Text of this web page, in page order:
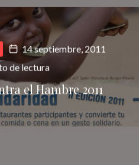
14 septiembre, 2011
de lectura
el Hambre 2011